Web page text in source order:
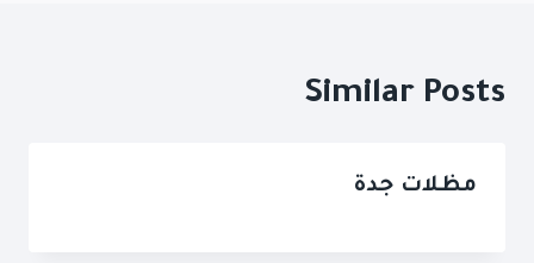
Similar Posts
مظلات جدة